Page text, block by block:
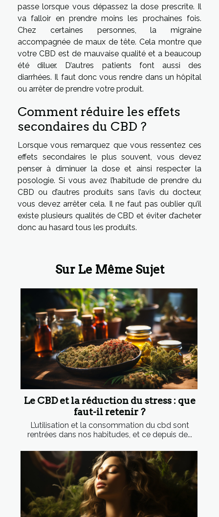
passe lorsque vous dépassez la dose prescrite. Il
va falloir en prendre moins les prochaines fois.
Chez certaines personnes, la migraine
accompagnée de maux de tête. Cela montre que
votre CBD est de mauvaise qualité et a beaucoup
été diluer. D’autres patients font aussi des
diarrhées. Il faut donc vous rendre dans un hôpital
ou arrêter de prendre votre produit.
Comment réduire les effets
secondaires du CBD ?
Lorsque vous remarquez que vous ressentez ces
effets secondaires le plus souvent, vous devez
penser à diminuer la dose et ainsi respecter la
posologie. Si vous avez l’habitude de prendre du
CBD ou d’autres produits sans l’avis du docteur,
vous devez arrêter cela. Il ne faut pas oublier qu’il
existe plusieurs qualités de CBD et éviter d’acheter
donc au hasard tous les produits.
Sur Le Même Sujet
Le CBD et la réduction du stress : que
faut-il retenir ?
L’utilisation et la consommation du cbd sont
rentrées dans nos habitudes, et ce depuis de...